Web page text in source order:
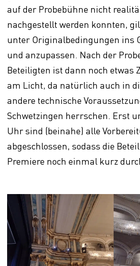
auf der Probebühne nicht
nachgestellt werden konnten,
unter Originalbedingungen ins
und anzupassen. Nach der
Beteiligten ist dann noch etwas
am Licht, da natürlich auch in
andere technische
Schwetzingen herrschen. Erst
Uhr sind (beinahe) alle
abgeschlossen, sodass die
Premiere noch einmal kurz